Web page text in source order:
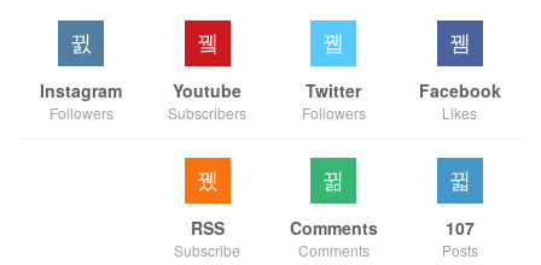
Facebook
Likes
Twitter
Followers
Youtube
Subscribers
Instagram
Followers
107
Posts
Comments
Comments
RSS
Subscribe